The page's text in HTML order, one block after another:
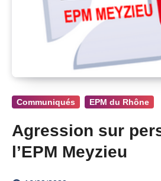
Communiqués EPM du Rhône
Agression sur
l’EPM Meyzieu